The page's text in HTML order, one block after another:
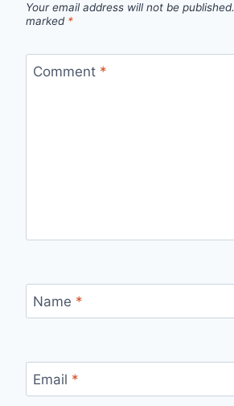
Your email address will not be published.
marked *
Comment *
Name *
Email *